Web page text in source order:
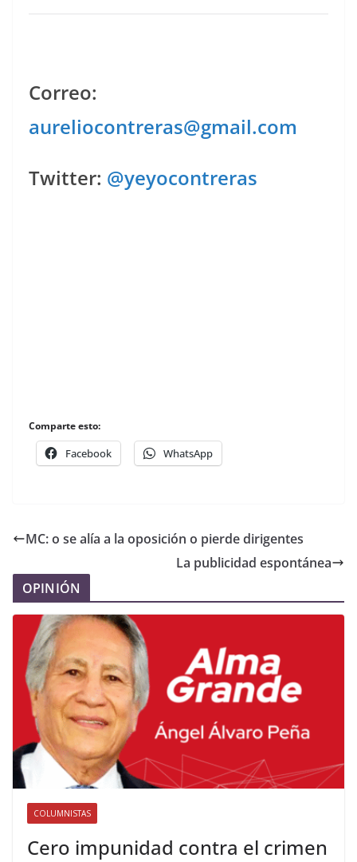
Correo:
aureliocontreras@gmail.com
Twitter: @yeyocontreras
Comparte esto:
Facebook WhatsApp
MC: o se alía a la oposición o pierde dirigentes
La publicidad espontánea
OPINIÓN
COLUMNISTAS
Cero impunidad contra el crimen